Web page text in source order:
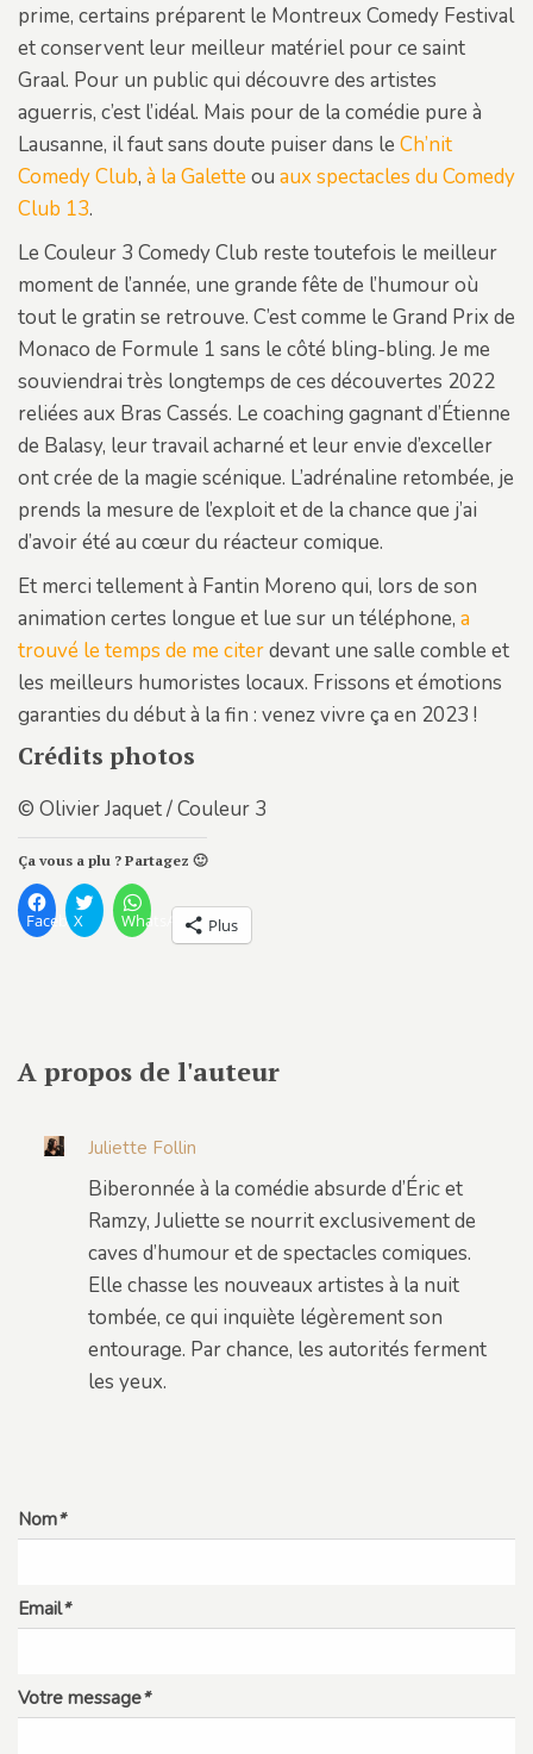
prime, certains préparent le Montreux Comedy Festival
et conservent leur meilleur matériel pour ce saint
Graal. Pour un public qui découvre des artistes
aguerris, c’est l’idéal. Mais pour de la comédie pure à
Lausanne, il faut sans doute puiser dans le Ch’nit
Comedy Club, à la Galetteou aux spectacles du Comedy
Club 13.
Le Couleur 3 Comedy Club reste toutefois le meilleur
moment de l’année, une grande fête de l’humour où
tout le gratin se retrouve. C’est comme le Grand Prix de
Monaco de Formule 1 sans le côté bling-bling. Je me
souviendrai très longtemps de ces découvertes 2022
reliées aux Bras Cassés. Le coaching gagnant d’Étienne
de Balasy, leur travail acharné et leur envie d’exceller
ont crée de la magie scénique. L’adrénaline retombée, je
prends la mesure de l’exploit et de la chance que j’ai
d’avoir été au cœur du réacteur comique.
Et merci tellement à Fantin Moreno qui, lors de son
animation certes longue et lue sur un téléphone, a
trouvé le temps de me citerdevant une salle comble et
les meilleurs humoristes locaux. Frissons et émotions
garanties du début à la fin : venez vivre ça en 2023 !
Crédits photos
© Olivier Jaquet / Couleur 3
Ça vous a plu ? Partagez 🙂
Facebook
X WhatsApp Plus
A propos de l'auteur
Juliette Follin
Biberonnée à la comédie absurde d’Éric et
Ramzy, Juliette se nourrit exclusivement de
caves d’humour et de spectacles comiques.
Elle chasse les nouveaux artistes à la nuit
tombée, ce qui inquiète légèrement son
entourage. Par chance, les autorités ferment
les yeux.
Nom*
Email*
Votre message*